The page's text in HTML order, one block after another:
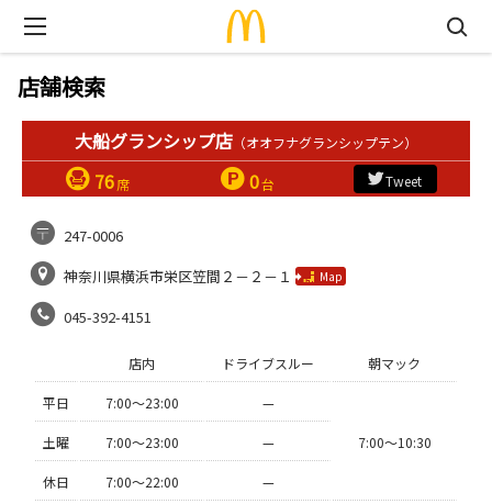
店舗検索
大船グランシップ店 （オオフナグランシップテン）
76席 0台 Tweet
247-0006
神奈川県横浜市栄区笠間２－２－１
Map
045-392-4151
店内 ドライブスルー 朝マック
平日 7:00〜23:00 —
7:00〜10:30
土曜 7:00〜23:00 —
休日 7:00〜22:00 —